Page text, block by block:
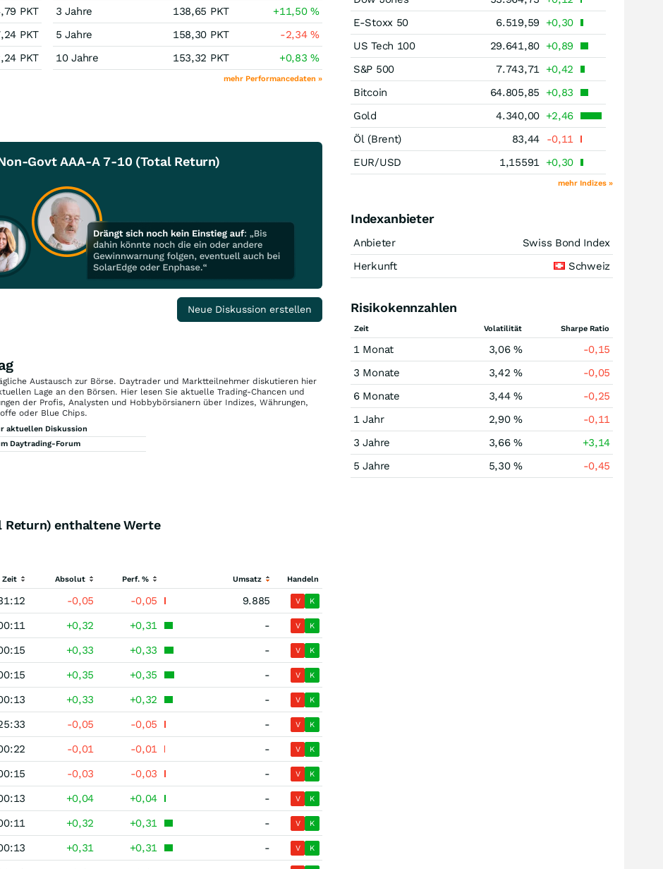
PKT
PKT
PKT
3 Jahre
138,65 PKT +11,50%
5 Jahre
158,30 PKT -2,34%
10 Jahre
153,32 PKT +0,83%
mehr Performancedaten »
Govt AAA-A 7-10 (Total Return)
Neue Diskussion erstellen
Austausch zur Börse. Daytrader und Marktteilnehmer diskutieren hier
Lage an den Börsen. Hier lesen Sie aktuelle Trading-Chancen und
der Profis, Analysten und Hobbybörsianern über Indizes, Währungen,
oder Blue Chips.
aktuellen Diskussion
Daytrading-Forum
Return) enthaltene Werte
Zeit Absolut Perf. % Umsatz Handeln
-0,05 -0,05 9.885 V K
+0,32 +0,31 - V K
+0,33 +0,33 - V K
+0,35 +0,35 - V K
+0,33 +0,32 - V K
-0,05 -0,05 - V K
-0,01 -0,01 - V K
-0,03 -0,03 - V K
+0,04 +0,04 - V K
+0,32 +0,31 - V K
+0,31 +0,31 - V K
E-Stoxx 50
6.519,59
+0,30
US Tech 100
29.641,80 +0,89
S&P 500
7.743,71 +0,42
Bitcoin
64.805,85
+0,83
Gold
4.340,00 +2,46
Öl (Brent)
83,44
-0,11
EUR/USD
1,15591 +0,30
mehr Indizes »
Indexanbieter
Anbieter
Swiss Bond Index
Herkunft
Schweiz
Risikokennzahlen
Zeit Volatilität Sharpe Ratio
1 Monat 3,06 %
-0,15
3 Monate
3,42 %
-0,05
6 Monate
3,44 %
-0,25
1 Jahr
2,90 %
-0,11
3 Jahre
3,66 %
+3,14
5 Jahre
5,30 % -0,45